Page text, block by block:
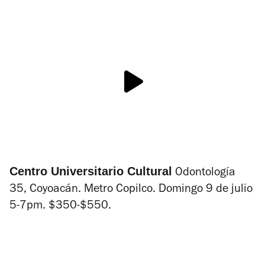
Centro Universitario Cultural Odontología
35, Coyoacán. Metro Copilco. Domingo 9 de julio
5-7pm. $350-$550.